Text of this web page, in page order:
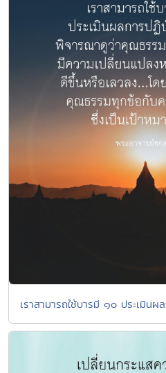
เราสามารถใช้บารมี ๑๐ ประเมินผ